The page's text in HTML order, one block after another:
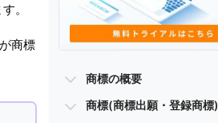
。
商標
商標の概要
商標(商標出願・登録商標)